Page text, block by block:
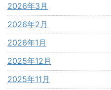
2026年3月
2026年2月
2026年1月
2025年12月
2025年11月